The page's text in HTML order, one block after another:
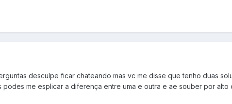
desculpe ficar chateando mas vc me disse que tenho duas
podes me esplicar a diferença entre uma e outra e ae souber por alto